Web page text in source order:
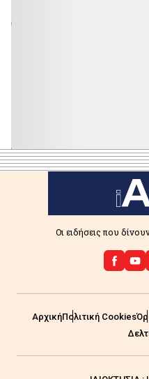
Οι ειδήσεις που
ΑρχικήΠολιτική Cookies